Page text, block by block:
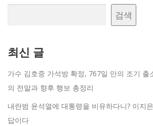
검색
최신 글
가수 김호중 가석방 확정, 767일 만의 조기 출
의 전말과 향후 행보 총정리
내란범 윤석열에 대통령을 비유하다니? 이지
답이다